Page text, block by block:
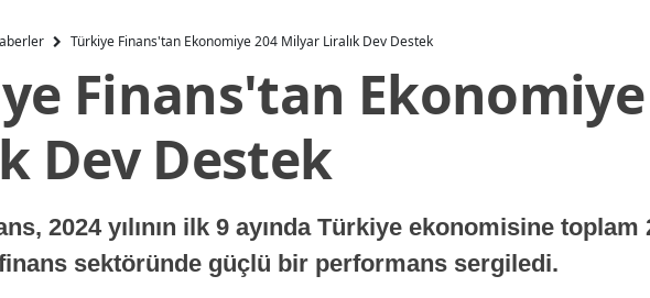
Türkiye Finans'tan Ekonomiye 204 Milyar Liralık Dev Destek
Finans'tan
Dev Destek
2024 yılının ilk 9 ayında Türkiye ekonomisine
sektöründe güçlü bir performans sergiledi.